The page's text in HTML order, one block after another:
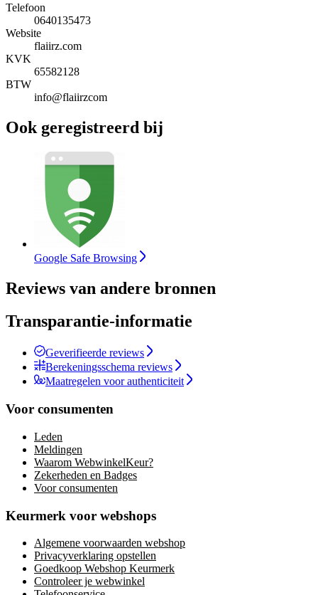
Telefoon
0640135473
Website
flaiirz.com
KVK
65582128
BTW
info@flaiirzcom
Ook geregistreerd bij
Google Safe Browsing
Reviews van andere bronnen
Transparantie-informatie
Geverifieerde reviews
Berekeningsschema reviews
Maatregelen voor authenticiteit
Voor consumenten
Leden
Meldingen
Waarom WebwinkelKeur?
Zekerheden en Badges
Voor consumenten
Keurmerk voor webshops
Algemene voorwaarden webshop
Privacyverklaring opstellen
Goedkoop Webshop Keurmerk
Controleer je webwinkel